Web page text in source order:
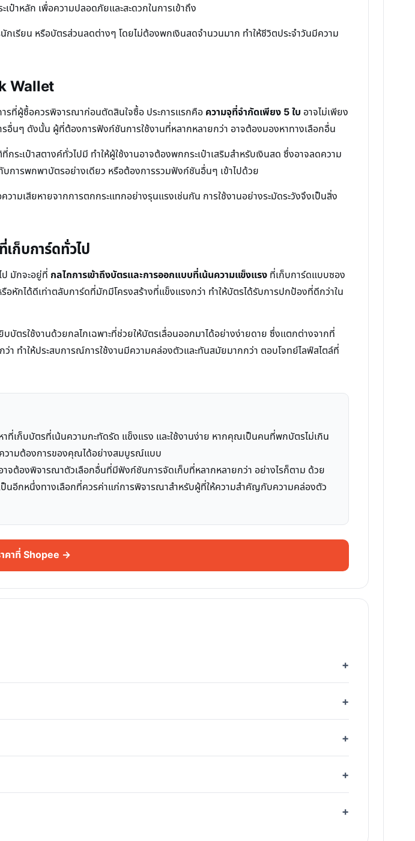
าหลัก เพื่อความปลอดภัยและสะดวกในการเข้าถึง
รียน หรือบัตรส่วนลดต่างๆ โดยไม่ต้องพกเงินสดจำนวนมาก ทำให้ชีวิตประจำวันมีความ
Wallet
รที่ผู้ซื้อควรพิจารณาก่อนตัดสินใจซื้อ ประการแรกคือ ความจุที่จำกัดเพียง 5 ใบ อาจไม่เพียง
นๆ ดังนั้น ผู้ที่ต้องการฟังก์ชันการใช้งานที่หลากหลายกว่า อาจต้องมองหาทางเลือกอื่น
เป๋าสตางค์ทั่วไปมี ทำให้ผู้ใช้งานอาจต้องพกกระเป๋าเสริมสำหรับเงินสด ซึ่งอาจลดความ
การพกพาบัตรอย่างเดียว หรือต้องการรวมฟังก์ชันอื่นๆ เข้าไปด้วย
เสียหายจากการตกกระแทกอย่างรุนแรงเช่นกัน การใช้งานอย่างระมัดระวังจึงเป็นสิ่ง
ก็บการ์ดทั่วไป
มักจะอยู่ที่ กลไกการเข้าถึงบัตรและการออกแบบที่เน้นความแข็งแรง ที่เก็บการ์ดแบบซอง
กได้ดีเท่าตลับการ์ดที่มักมีโครงสร้างที่แข็งแรงกว่า ทำให้บัตรได้รับการปกป้องที่ดีกว่าใน
ตรใช้งานด้วยกลไกเฉพาะที่ช่วยให้บัตรเลื่อนออกมาได้อย่างง่ายดาย ซึ่งแตกต่างจากที่
ทำให้ประสบการณ์การใช้งานมีความคล่องตัวและทันสมัยมากกว่า ตอบโจทย์ไลฟ์สไตล์ที่
เก็บบัตรที่เน้นความกะทัดรัด แข็งแรง และใช้งานง่าย หากคุณเป็นคนที่พกบัตรไม่เกิน
ความต้องการของคุณได้อย่างสมบูรณ์แบบ
ต้องพิจารณาตัวเลือกอื่นที่มีฟังก์ชันการจัดเก็บที่หลากหลายกว่า อย่างไรก็ตาม ด้วย
นอีกหนึ่งทางเลือกที่ควรค่าแก่การพิจารณาสำหรับผู้ที่ให้ความสำคัญกับความคล่องตัว
คาที่ Shopee →